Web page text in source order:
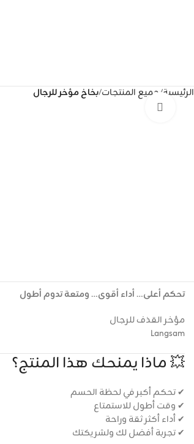
الرئيسية جميع المنتجات بخاخ مؤخر للرجال
تحكم أعلى… أداء أقوى… ومتعة تدوم أطول
مؤخر القذف للرجال
Langsam
💥 ماذا يمنحك هذا المنتج؟
✔ تحكم أكبر في لحظة الحسم
✔ وقت أطول للاستمتاع
✔ أداء أكثر ثقة وراحة
✔ تجربة أفضل لك ولشريكتك